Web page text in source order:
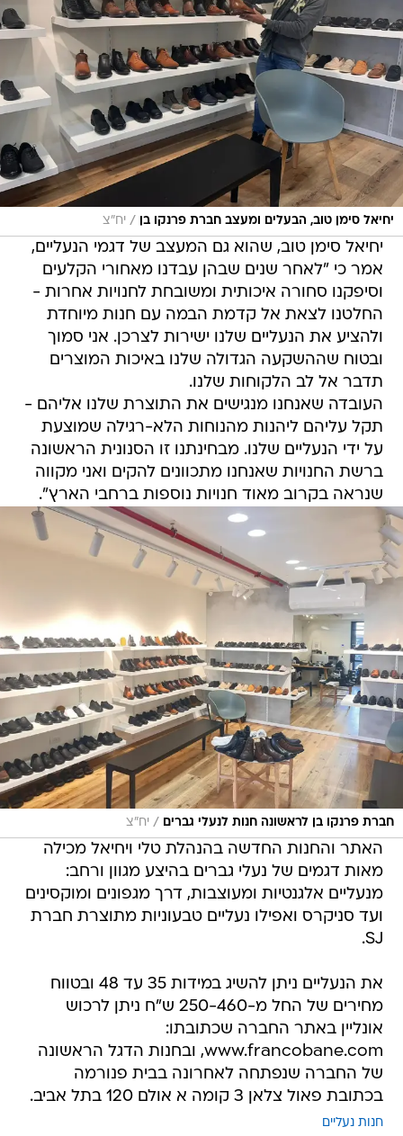
יחיאל סימן טוב, הבעלים ומעצב חברת פרנקו בן / יח"צ
יחיאל סימן טוב, שהוא גם המעצב של דגמי הנעליים,
אמר כי "לאחר שנים שבהן עבדנו מאחורי הקלעים
וסיפקנו סחורה איכותית ומשובחת לחנויות אחרות -
החלטנו לצאת אל קדמת הבמה עם חנות מיוחדת
ולהציע את הנעליים שלנו ישירות לצרכן. אני סמוך
ובטוח שההשקעה הגדולה שלנו באיכות המוצרים
תדבר אל לב הלקוחות שלנו.
העובדה שאנחנו מנגישים את התוצרת שלנו אליהם -
תקל עליהם ליהנות מהנוחות הלא-רגילה שמוצעת
על ידי הנעליים שלנו. מבחינתנו זו הסנונית הראשונה
ברשת החנויות שאנחנו מתכוונים להקים ואני מקווה
שנראה בקרוב מאוד חנויות נוספות ברחבי הארץ".
חברת פרנקו בן לראשונה חנות לנעלי גברים / יח"צ
האתר והחנות החדשה בהנהלת טלי ויחיאל מכילה
מאות דגמים של נעלי גברים בהיצע מגוון ורחב:
מנעליים אלגנטיות ומעוצבות, דרך מגפונים ומוקסינים
ועד סניקרס ואפילו נעליים טבעוניות מתוצרת חברת
SJ.
את הנעליים ניתן להשיג במידות 35 עד 48 ובטווח
מחירים של החל מ-250-460 ש"ח ניתן לרכוש
אונליין באתר החברה שכתובתו:
www.francobane.com, ובחנות הדגל הראשונה
של החברה שנפתחה לאחרונה בבית פנורמה
בכתובת פאול צלאן 3 קומה א אולם 120 בתל אביב.
חנות נעליים